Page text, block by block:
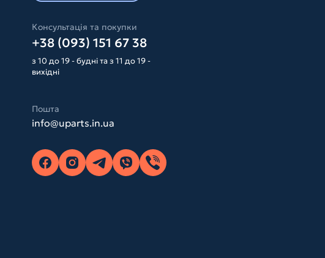
Консультація та покупки
+38 (093) 151 67 38
з 10 до 19 - будні та з 11 до 19 -
вихідні
Пошта
info@uparts.in.ua